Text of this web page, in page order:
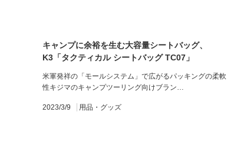
キャンプに余裕を生む大容量シートバッグ、
K3「タクティカル シートバッグ TC07」
米軍発祥の「モールシステム」で広がるパッキングの柔軟
性キジマのキャンプツーリング向けブラン…
2023/3/9 用品・グッズ